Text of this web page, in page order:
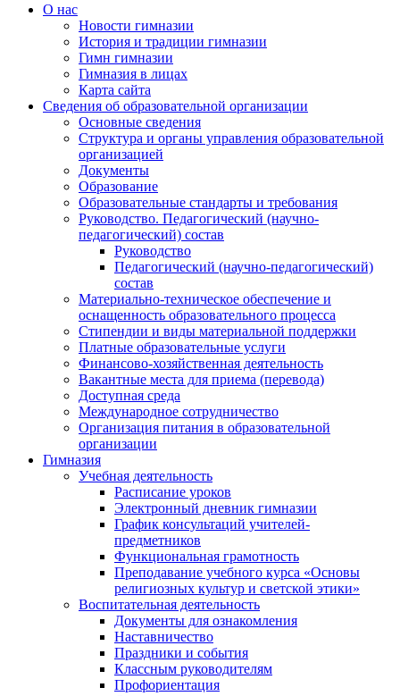
О нас
Новости гимназии
История и традиции гимназии
Гимн гимназии
Гимназия в лицах
Карта сайта
Сведения об образовательной организации
Основные сведения
Структура и органы управления образовательной
организацией
Документы
Образование
Образовательные стандарты и требования
Руководство. Педагогический (научно-
педагогический) состав
Руководство
Педагогический (научно-педагогический)
состав
Материально-техническое обеспечение и
оснащенность образовательного процесса
Стипендии и виды материальной поддержки
Платные образовательные услуги
Финансово-хозяйственная деятельность
Вакантные места для приема (перевода)
Доступная среда
Международное сотрудничество
Организация питания в образовательной
организации
Гимназия
Учебная деятельность
Расписание уроков
Электронный дневник гимназии
График консультаций учителей-
предметников
Функциональная грамотность
Преподавание учебного курса «Основы
религиозных культур и светской этики»
Воспитательная деятельность
Документы для ознакомления
Наставничество
Праздники и события
Классным руководителям
Профориентация